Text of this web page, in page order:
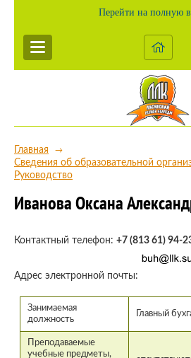
Перейти на полную
Главная →
Сведения об образовательной
Руководство
Иванова Оксана
Контактный телефон: +7 (813 61) 94-
Адрес электронной почты:
Занимаемая
должность
Главный
Преподаваемые
учебные предметы,